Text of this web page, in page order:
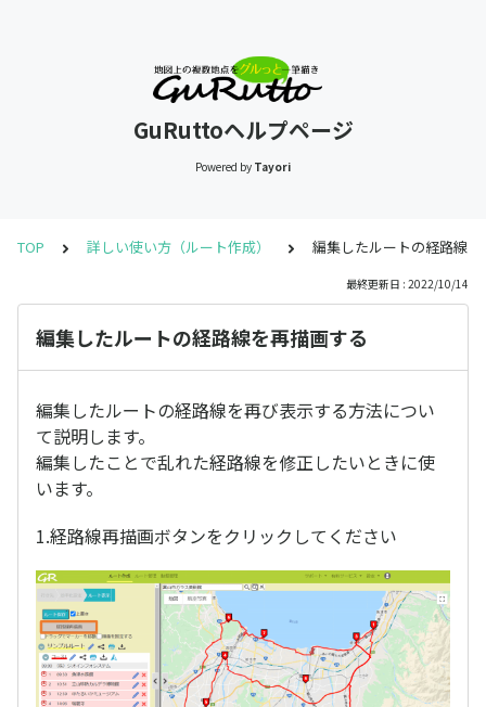
GuRuttoヘルプページ
Powered by Tayori
TOP 詳しい使い方（ルート作成） 編集したルートの経路線
最終更新日 : 2022/10/14
編集したルートの経路線を再描画する
編集したルートの経路線を再び表示する方法につい
て説明します。
編集したことで乱れた経路線を修正したいときに使
います。
1.経路線再描画ボタンをクリックしてください